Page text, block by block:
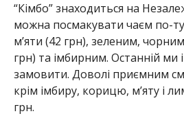
“Кімбо” знаходиться на
можна посмакувати чаєм по-
м’яти (42 грн), зеленим,
грн) та імбирним. Останній ми
замовити. Доволі приємним
крім імбиру, корицю, м’яту і
грн.